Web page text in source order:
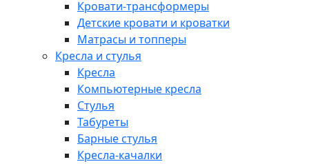
Кровати-трансформеры
Детские кровати и кроватки
Матрасы и топперы
Кресла и стулья
Кресла
Компьютерные кресла
Стулья
Табуреты
Барные стулья
Кресла-качалки